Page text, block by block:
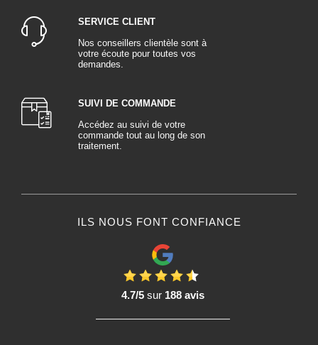
SERVICE CLIENT
Nos conseillers clientèle sont à
votre écoute pour toutes vos
demandes.
SUIVI DE COMMANDE
Accédez au suivi de votre
commande tout au long de son
traitement.
ILS NOUS FONT CONFIANCE
4.7/5sur 188 avis